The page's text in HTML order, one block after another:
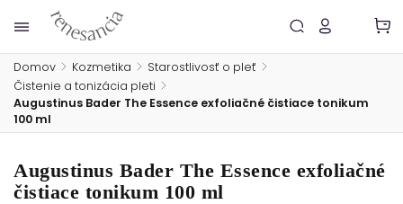
Domov / Kozmetika / Starostlivosť o pleť /
Čistenie a tonizácia pleti /
Augustinus Bader The Essence exfoliačné čistiace tonikum
100 ml
Augustinus Bader The Essence exfoliačné
čistiace tonikum 100 ml